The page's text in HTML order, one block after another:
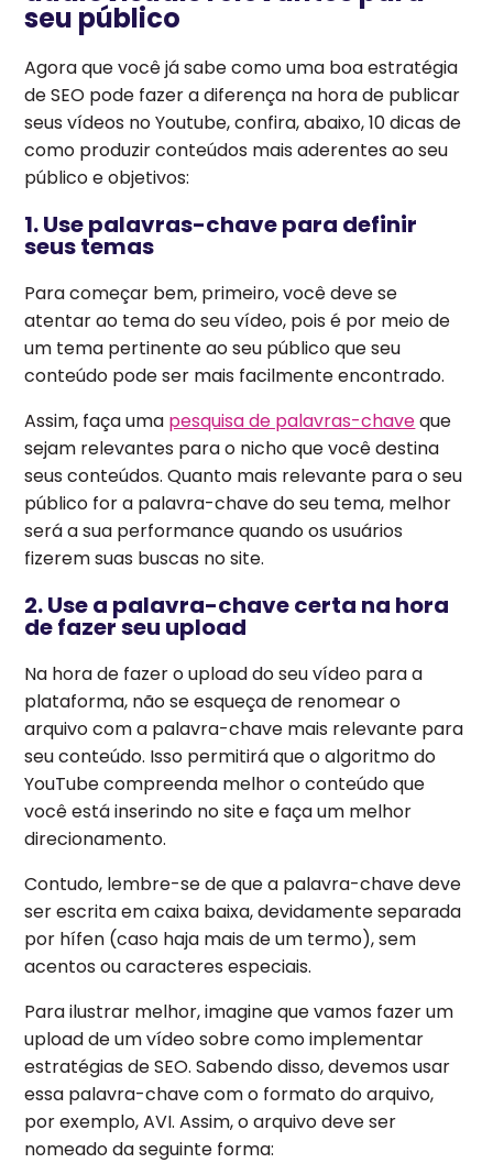
seu público
Agora que você já sabe como uma boa estratégia
de SEO pode fazer a diferença na hora de publicar
seus vídeos no Youtube, confira, abaixo, 10 dicas de
como produzir conteúdos mais aderentes ao seu
público e objetivos:
1. Use palavras-chave para definir
seus temas
Para começar bem, primeiro, você deve se
atentar ao tema do seu vídeo, pois é por meio de
um tema pertinente ao seu público que seu
conteúdo pode ser mais facilmente encontrado.
Assim, faça uma pesquisa de palavras-chaveque
sejam relevantes para o nicho que você destina
seus conteúdos. Quanto mais relevante para o seu
público for a palavra-chave do seu tema, melhor
será a sua performance quando os usuários
fizerem suas buscas no site.
2. Use a palavra-chave certa na hora
de fazer seu upload
Na hora de fazer o upload do seu vídeo para a
plataforma, não se esqueça de renomear o
arquivo com a palavra-chave mais relevante para
seu conteúdo. Isso permitirá que o algoritmo do
YouTube compreenda melhor o conteúdo que
você está inserindo no site e faça um melhor
direcionamento.
Contudo, lembre-se de que a palavra-chave deve
ser escrita em caixa baixa, devidamente separada
por hífen (caso haja mais de um termo), sem
acentos ou caracteres especiais.
Para ilustrar melhor, imagine que vamos fazer um
upload de um vídeo sobre como implementar
estratégias de SEO. Sabendo disso, devemos usar
essa palavra-chave com o formato do arquivo,
por exemplo, AVI. Assim, o arquivo deve ser
nomeado da seguinte forma: